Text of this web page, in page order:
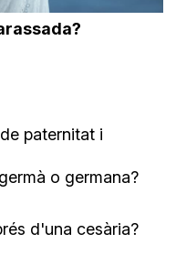
paternitat i
o germana?
d'una cesària?